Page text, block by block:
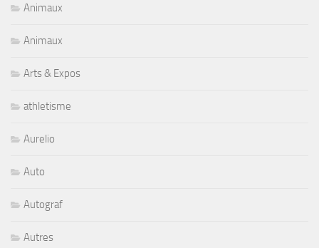
Animaux
Animaux
Arts & Expos
athletisme
Aurelio
Auto
Autograf
Autres